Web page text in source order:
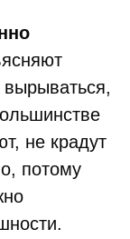
вырываться,
не крадут
потому